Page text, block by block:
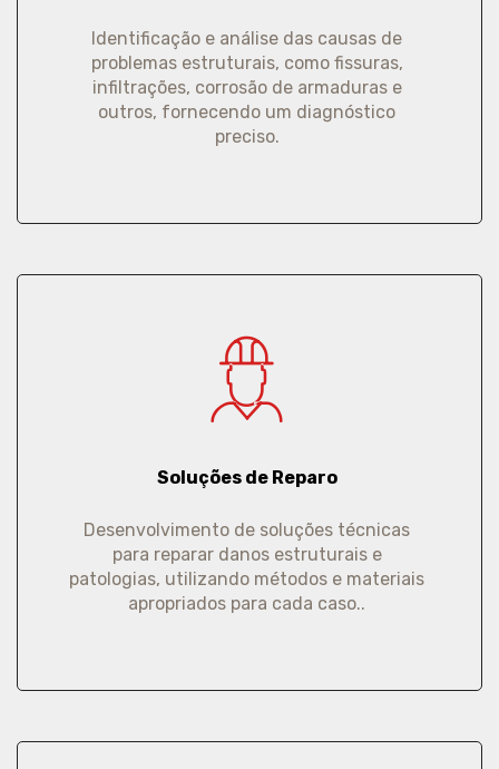
Identificação e análise das causas de
problemas estruturais, como fissuras,
infiltrações, corrosão de armaduras e
outros, fornecendo um diagnóstico
preciso.
Soluções de Reparo
Desenvolvimento de soluções técnicas
para reparar danos estruturais e
patologias, utilizando métodos e materiais
apropriados para cada caso..